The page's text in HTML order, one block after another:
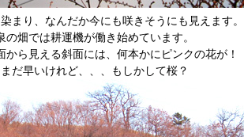
まり、なんだか今にも咲きそうにも見えます。
の畑では耕運機が働き始めています。
から見える斜面には、何本かにピンクの花が！
だ早いけれど、、、もしかして桜？